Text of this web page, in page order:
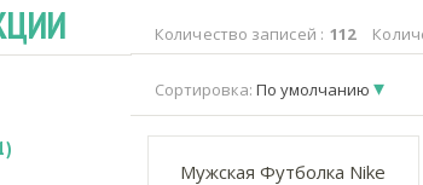
Количество записей : 112
Сортировка: По умолчанию
Мужская Футболка Nike